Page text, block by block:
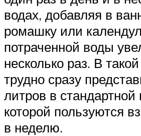
водах, добавляя в
ромашку или
потраченной воды
несколько раз. В
трудно сразу
литров в стандартной
которой пользуются
в неделю.